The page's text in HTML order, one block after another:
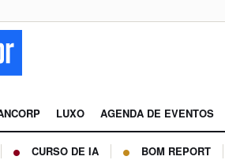
LUXO AGENDA DE EVENTOS
CURSO DE IA BOM REPORT